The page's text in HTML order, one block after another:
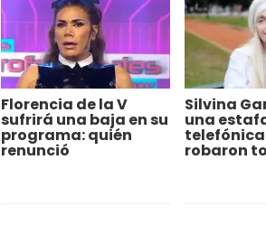
Florencia de la V
sufrirá una baja en su
programa: quién
renunció
Silvina
una
robaron